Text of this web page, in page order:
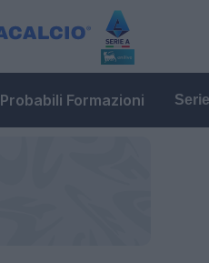
Probabili Formazioni